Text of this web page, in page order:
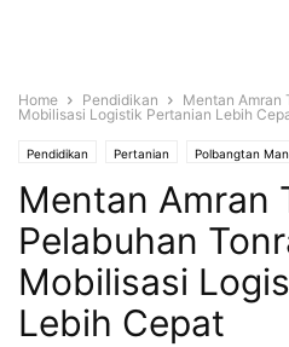
Home Pendidikan
Mentan Amran
Mobilisasi Logistik Pertanian Lebih
Pendidikan Pertanian Polbangtan
Mentan Amran
Pelabuhan
Mobilisasi
Lebih Cepat